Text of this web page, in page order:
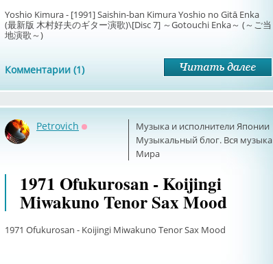
Yoshio Kimura - [1991] Saishin-ban Kimura Yoshio no Gitā Enka
(最新版 木村好夫のギター演歌)\[Disc 7] ～Gotouchi Enka～ (～ご当
地演歌～)
Комментарии (1)
Музыка и исполнители Японии
Музыкальный блог. Вся музыка
Мира
Petrovich
1971 Ofukurosan - Koijingi
Miwakuno Tenor Sax Mood
1971 Ofukurosan - Koijingi Miwakuno Tenor Sax Mood